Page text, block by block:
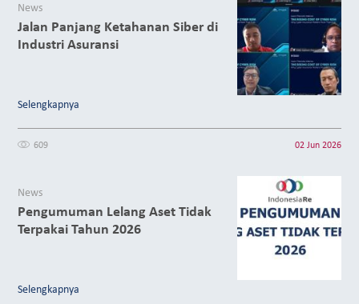
News
Jalan Panjang Ketahanan Siber di
Industri Asuransi
Selengkapnya
609 02 Jun 2026
News
Pengumuman Lelang Aset Tidak
Terpakai Tahun 2026
Selengkapnya